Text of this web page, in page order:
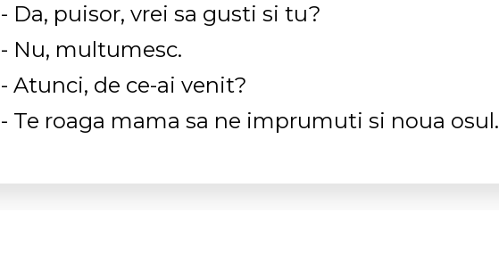
- Da, puisor, vrei sa gusti si tu?
- Nu, multumesc.
- Atunci, de ce-ai venit?
- Te roaga mama sa ne imprumuti si noua osul.